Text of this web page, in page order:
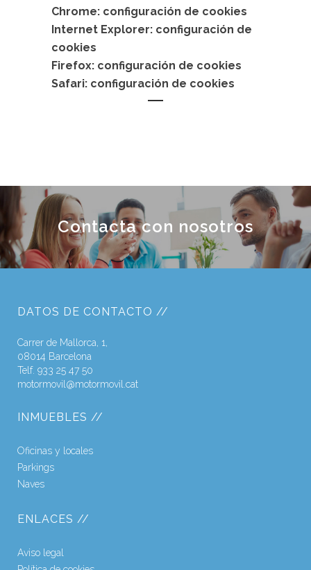
Chrome: configuración de cookies
Internet Explorer: configuración de
cookies
Firefox: configuración de cookies
Safari: configuración de cookies
Contacta con nosotros
DATOS DE CONTACTO //
Carrer de Mallorca, 1,
08014 Barcelona
Telf. 933 25 47 50
motormovil@motormovil.cat
INMUEBLES //
Oficinas y locales
Parkings
Naves
ENLACES //
Aviso legal